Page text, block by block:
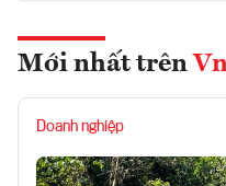
Mới nhất trên
Doanh nghiệp